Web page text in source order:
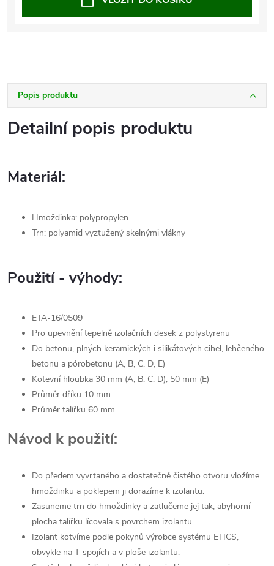
Popis produktu
Detailní popis produktu
Materiál:
Hmoždinka: polypropylen
Trn: polyamid vyztužený skelnými vlákny
Použití - výhody:
ETA-16/0509
Pro upevnění tepelně izolačních desek z polystyrenu
Do betonu, plných keramických i silikátových cihel, lehčeného
betonu a pórobetonu (A, B, C, D, E)
Kotevní hloubka 30 mm (A, B, C, D), 50 mm (E)
Průměr dříku 10 mm
Průměr talířku 60 mm
Návod k použití:
Do předem vyvrtaného a dostatečně čistého otvoru vložíme
hmoždinku a poklepem ji dorazíme k izolantu.
Zasuneme trn do hmoždinky a zatlučeme jej tak, abyhorní
plocha talířku lícovala s povrchem izolantu.
Izolant kotvíme podle pokynů výrobce systému ETICS,
obvykle na T-spojích a v ploše izolantu.